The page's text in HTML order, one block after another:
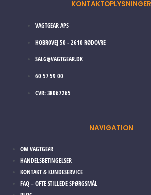
KONTAKTOPLYSNINGER
VAGTGEAR APS
HOBROVEJ 50 - 2610 RØDOVRE
SALG@VAGTGEAR.DK
60 57 59 00
CVR: 38067265
NAVIGATION
OM VAGTGEAR
HANDELSBETINGELSER
KONTAKT & KUNDESERVICE
FAQ – OFTE STILLEDE SPØRGSMÅL